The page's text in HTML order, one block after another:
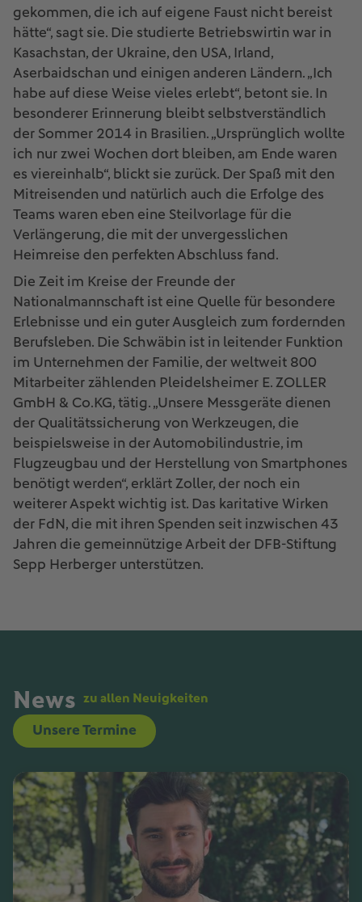
gekommen, die ich auf eigene Faust nicht bereist
hätte“, sagt sie. Die studierte Betriebswirtin war in
Kasachstan, der Ukraine, den USA, Irland,
Aserbaidschan und einigen anderen Ländern. „Ich
habe auf diese Weise vieles erlebt“, betont sie. In
besonderer Erinnerung bleibt selbstverständlich
der Sommer 2014 in Brasilien. „Ursprünglich wollte
ich nur zwei Wochen dort bleiben, am Ende waren
es viereinhalb“, blickt sie zurück. Der Spaß mit den
Mitreisenden und natürlich auch die Erfolge des
Teams waren eben eine Steilvorlage für die
Verlängerung, die mit der unvergesslichen
Heimreise den perfekten Abschluss fand.
Die Zeit im Kreise der Freunde der
Nationalmannschaft ist eine Quelle für besondere
Erlebnisse und ein guter Ausgleich zum fordernden
Berufsleben. Die Schwäbin ist in leitender Funktion
im Unternehmen der Familie, der weltweit 800
Mitarbeiter zählenden Pleidelsheimer E. ZOLLER
GmbH & Co.KG, tätig. „Unsere Messgeräte dienen
der Qualitätssicherung von Werkzeugen, die
beispielsweise in der Automobilindustrie, im
Flugzeugbau und der Herstellung von Smartphones
benötigt werden“, erklärt Zoller, der noch ein
weiterer Aspekt wichtig ist. Das karitative Wirken
der FdN, die mit ihren Spenden seit inzwischen 43
Jahren die gemeinnützige Arbeit der DFB-Stiftung
Sepp Herberger unterstützen.
News zu allen Neuigkeiten
Unsere Termine